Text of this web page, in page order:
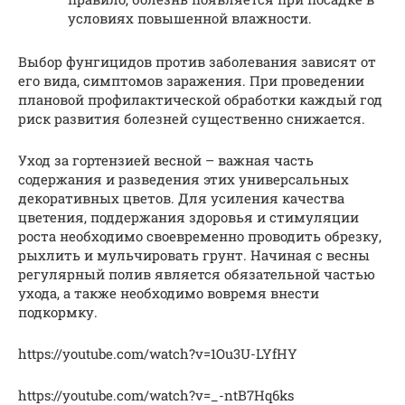
условиях повышенной влажности.
Выбор фунгицидов против заболевания зависят от
его вида, симптомов заражения. При проведении
плановой профилактической обработки каждый год
риск развития болезней существенно снижается.
Уход за гортензией весной – важная часть
содержания и разведения этих универсальных
декоративных цветов. Для усиления качества
цветения, поддержания здоровья и стимуляции
роста необходимо своевременно проводить обрезку,
рыхлить и мульчировать грунт. Начиная с весны
регулярный полив является обязательной частью
ухода, а также необходимо вовремя внести
подкормку.
https://youtube.com/watch?v=1Ou3U-LYfHY
https://youtube.com/watch?v=_-ntB7Hq6ks